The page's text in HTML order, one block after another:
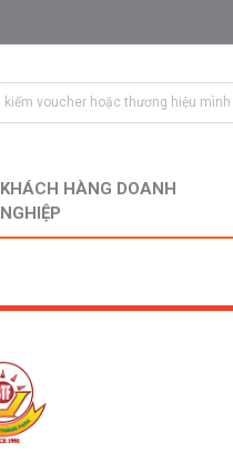
KHÁCH HÀNG DOANH
NGHIỆP